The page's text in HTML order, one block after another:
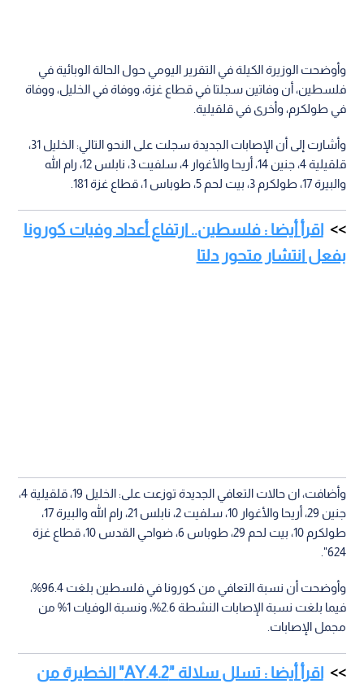
وأوضحت الوزيرة الكيلة في التقرير اليومي حول الحالة الوبائية في
فلسطين، أن وفاتين سجلتا في قطاع غزة، ووفاة في الخليل، ووفاة
في طولكرم، وأخرى في قلقيلية.
وأشارت إلى أن الإصابات الجديدة سجلت على النحو التالي: الخليل 31،
قلقيلية 4، جنين 14، أريحا والأغوار 4، سلفيت 3، نابلس 12، رام الله
والبيرة 17، طولكرم 3، بيت لحم 5، طوباس 1، قطاع غزة 181.
اقرأ أيضا : فلسطين.. ارتفاع أعداد وفيات كورونا
بفعل انتشار متحور دلتا
وأضافت، ان حالات التعافي الجديدة توزعت على: الخليل 19، قلقيلية 4،
جنين 29، أريحا والأغوار 10، سلفيت 2، نابلس 21، رام الله والبيرة 17،
طولكرم 10، بيت لحم 29، طوباس 6، ضواحي القدس 10، قطاع غزة
624".
وأوضحت أن نسبة التعافي من كورونا في فلسطين بلغت 96.4%،
فيما بلغت نسبة الإصابات النشطة 2.6%، ونسبة الوفيات 1% من
مجمل الإصابات.
اقرأ أيضا : تسلل سلالة "AY.4.2" الخطيرة من